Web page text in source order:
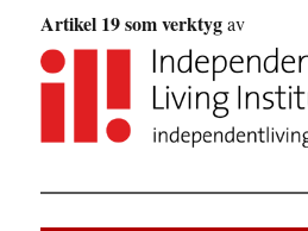
Artikel 19 som verktygav